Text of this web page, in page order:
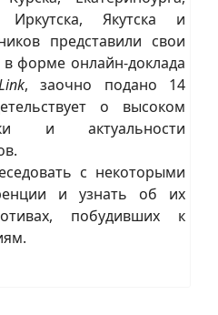
Якутска и
представили свои
форме онлайн-доклада
, заочно подано 14
о высоком
и актуальности
с некоторыми
и узнать об их
побудивших к